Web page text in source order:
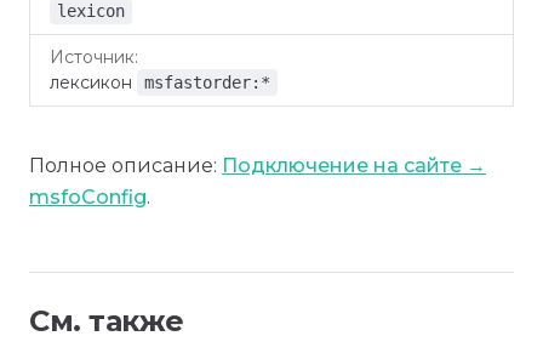
lexicon
лексикон msfastorder:*
Полное описание: Подключение на сайте →
msfoConfig.
См. также